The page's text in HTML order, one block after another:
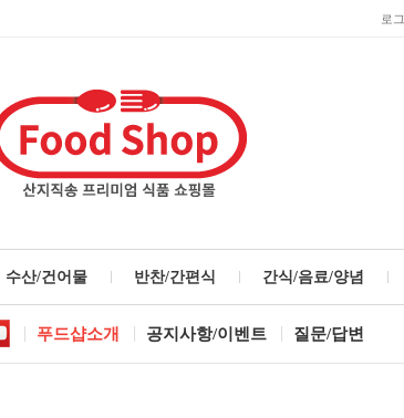
로
수산/건어물 반찬/간편식 간식/음료/양념
푸드샵소개 공지사항/이벤트 질문/답변